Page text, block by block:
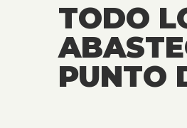
TODO
PUNTO